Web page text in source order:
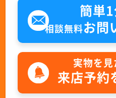
簡単
相談無料お問
実物を見
来店予約